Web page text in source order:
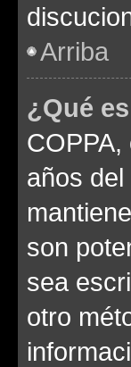
Arriba
¿Qué
años
son
sea
otro